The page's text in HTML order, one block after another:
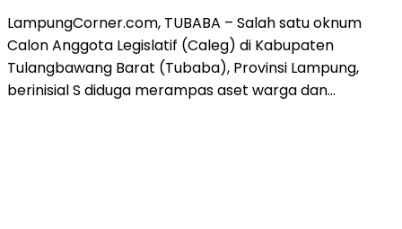
LampungCorner.com, TUBABA – Salah satu oknum
Calon Anggota Legislatif (Caleg) di Kabupaten
Tulangbawang Barat (Tubaba), Provinsi Lampung,
berinisial S diduga merampas aset warga dan…